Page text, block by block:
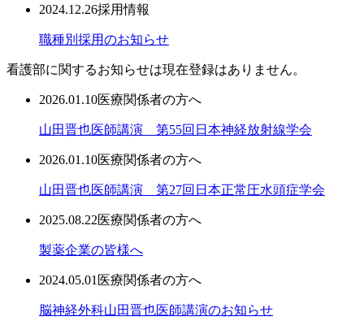
2024.12.26採用情報
職種別採用のお知らせ
看護部に関するお知らせは現在登録はありません。
2026.01.10医療関係者の方へ
山田晋也医師講演 第55回日本神経放射線学会
2026.01.10医療関係者の方へ
山田晋也医師講演 第27回日本正常圧水頭症学会
2025.08.22医療関係者の方へ
製薬企業の皆様へ
2024.05.01 医療関係者の方へ
脳神経外科山田晋也医師講演のお知らせ